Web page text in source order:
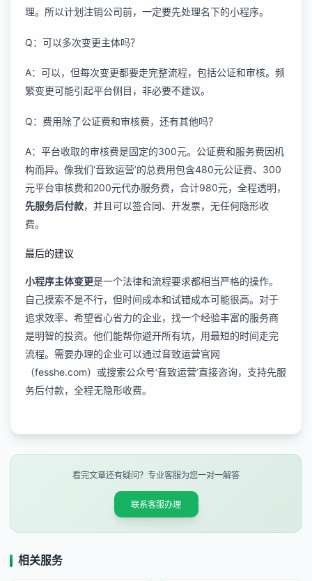
理。所以计划注销公司前，一定要先处理名下的小程序。
Q：可以多次变更主体吗？
A：可以，但每次变更都要走完整流程，包括公证和审核。频
繁变更可能引起平台侧目，非必要不建议。
Q：费用除了公证费和审核费，还有其他吗？
A：平台收取的审核费是固定的300元。公证费和服务费因机
构而异。像我们‘音致运营’的总费用包含480元公证费、300
元平台审核费和200元代办服务费，合计980元，全程透明，
先服务后付款，并且可以签合同、开发票，无任何隐形收
费。
最后的建议
小程序主体变更是一个法律和流程要求都相当严格的操作。
自己摸索不是不行，但时间成本和试错成本可能很高。对于
追求效率、希望省心省力的企业，找一个经验丰富的服务商
是明智的投资。他们能帮你避开所有坑，用最短的时间走完
流程。需要办理的企业可以通过音致运营官网
（fesshe.com）或搜索公众号‘音致运营’直接咨询，支持先服
务后付款，全程无隐形收费。
看完文章还有疑问？专业客服为您一对一解答
联系客服办理
相关服务